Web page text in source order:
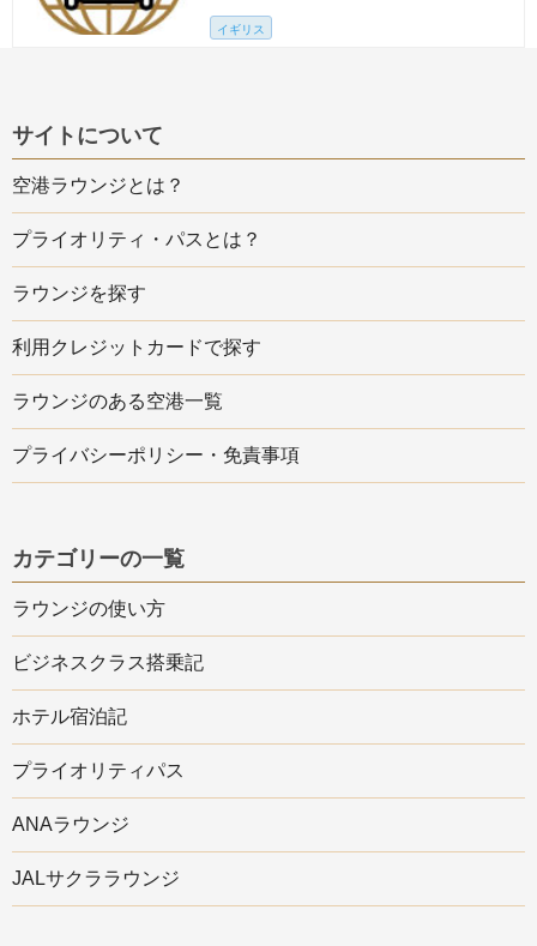
イギリス
サイトについて
空港ラウンジとは？
プライオリティ・パスとは？
ラウンジを探す
利用クレジットカードで探す
ラウンジのある空港一覧
プライバシーポリシー・免責事項
カテゴリーの一覧
ラウンジの使い方
ビジネスクラス搭乗記
ホテル宿泊記
プライオリティパス
ANAラウンジ
JALサクララウンジ